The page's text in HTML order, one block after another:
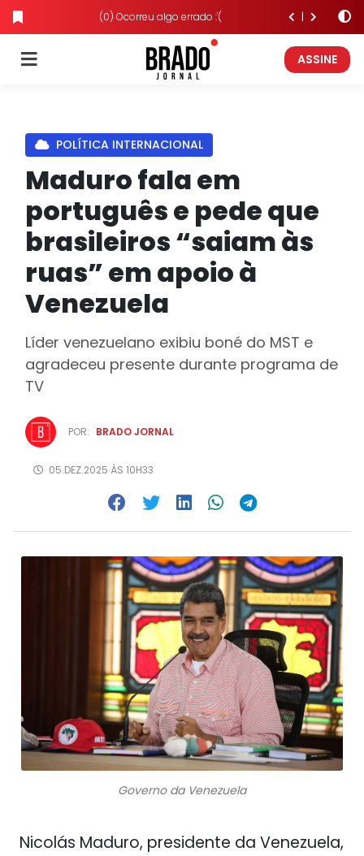
(0) Ocorreu algo errado :'(
ASSINE
POLÍTICA INTERNACIONAL
Maduro fala em
português e pede que
brasileiros “saiam às
ruas” em apoio à
Venezuela
Líder venezuelano exibiu boné do MST e
agradeceu presente durante programa de
TV
POR: BRADO JORNAL
05.DEZ.2025 ÀS 10H33
Governo da Venezuela
Nicolás Maduro, presidente da Venezuela,